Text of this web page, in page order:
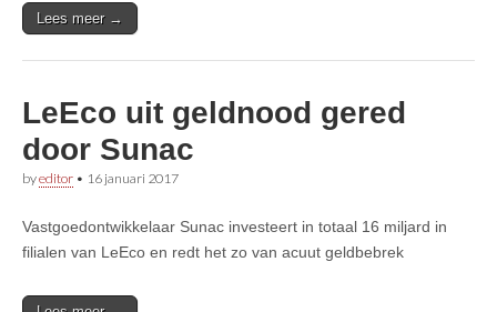
Lees meer →
LeEco uit geldnood gered
door Sunac
byeditor • 16 januari 2017
Vastgoedontwikkelaar Sunac investeert in totaal 16 miljard in
filialen van LeEco en redt het zo van acuut geldbebrek